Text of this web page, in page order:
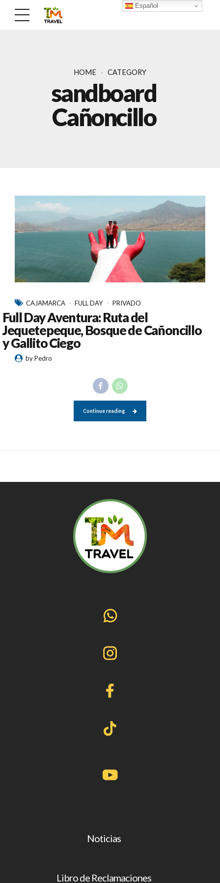
HOME CATEGORY
sandboard
Cañoncillo
CAJAMARCA FULL DAY PRIVADO
Full Day Aventura: Ruta del
Jequetepeque, Bosque de Cañoncillo
y Gallito Ciego
by Pedro
Continue reading
Noticias
Libro de Reclamaciones
Español